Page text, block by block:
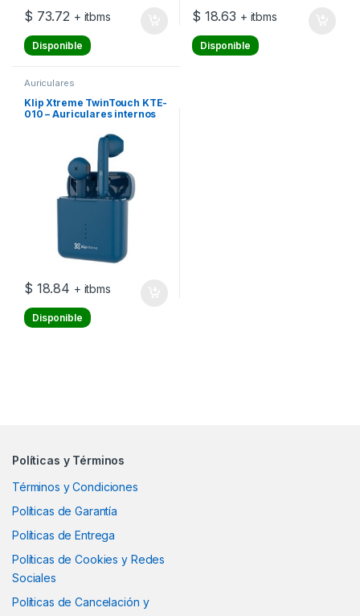
$ 73.72 + itbms
Disponible
$ 18.63 + itbms
Disponible
Auriculares
Klip Xtreme TwinTouch KTE-
010 – Auriculares internos
Bluetooth – inalámbrico –
$ 18.84 + itbms
Disponible
Políticas y Términos
Términos y Condiciones
Políticas de Garantía
Políticas de Entrega
Políticas de Cookies y Redes
Sociales
Políticas de Cancelación y